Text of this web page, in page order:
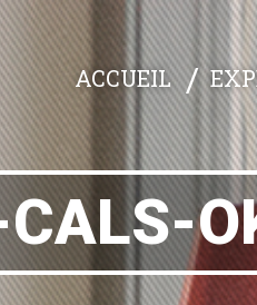
ACCUEIL